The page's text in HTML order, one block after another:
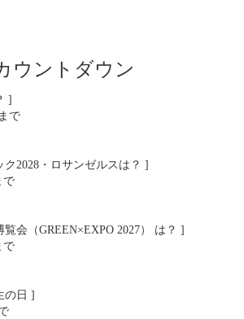
ウントダウン
]
で
ク2028・ロサンゼルスは？ ]
で
会（GREEN×EXPO 2027） は？ ]
で
の日 ]